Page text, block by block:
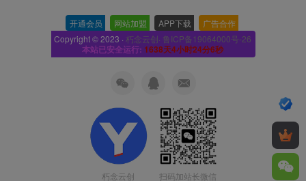
开通会员 网站加盟 APP下载 广告合作
Copyright © 2023 · 朽念云创· 鲁ICP备19064000号-26
本站已安全运行: 1638天4小时24分6秒
朽念云创 扫码加站长微信